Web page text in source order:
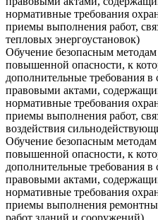
нормативные требования
приемы выполнения работ,
тепловых энергоустановок)
Обучение безопасным
повышенной опасности, к
дополнительные требования
правовыми актами,
нормативные требования
приемы выполнения работ,
воздействия
Обучение безопасным
повышенной опасности, к
дополнительные требования
правовыми актами,
нормативные требования
приемы выполнения
работ зданий и сооружений)